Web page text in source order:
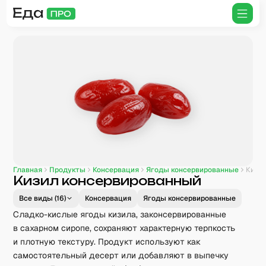
Главная Продукты Консервация Ягоды консервированные
Кизил консервированный
Все виды (16) Консервация Ягоды консервированные
Сладко-кислые ягоды кизила, законсервированные
в сахарном сиропе, сохраняют характерную терпкость
и плотную текстуру. Продукт используют как
самостоятельный десерт или добавляют в выпечку